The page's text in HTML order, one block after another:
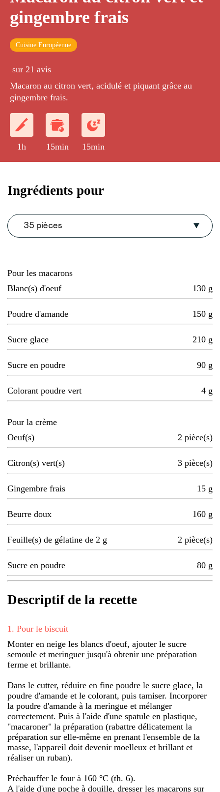
gingembre frais
Cuisine Européenne
sur 21 avis
Macaron au citron vert, acidulé et piquant grâce au
gingembre frais.
1h 15min 15min
Ingrédients pour
35 pièces
Pour les macarons
Blanc(s) d'oeuf
130 g
Poudre d'amande 150 g
Sucre glace 210 g
Sucre en poudre 90 g
Colorant poudre vert 4 g
Pour la crème
Oeuf(s)
2 pièce(s)
Citron(s) vert(s) 3 pièce(s)
Gingembre frais 15 g
Beurre doux 160 g
Feuille(s) de gélatine de 2 g 2 pièce(s)
Sucre en poudre 80 g
Descriptif de la recette
1 . Pour le biscuit
Monter en neige les blancs d'oeuf, ajouter le sucre
semoule et meringuer jusqu'à obtenir une préparation
ferme et brillante.
Dans le cutter, réduire en fine poudre le sucre glace, la
poudre d'amande et le colorant, puis tamiser. Incorporer
la poudre d'amande à la meringue et mélanger
correctement. Puis à l'aide d'une spatule en plastique,
"macaroner" la préparation (rabattre délicatement la
préparation sur elle-même en prenant l'ensemble de la
masse, l'appareil doit devenir moelleux et brillant et
réaliser un ruban).
Préchauffer le four à 160 °C (th. 6).
A l'aide d'une poche à douille, dresser les macarons sur